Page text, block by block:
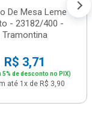
De Mesa Leme
- 23182/400 -
Tramontina
R$ 3,71
5% de desconto no PIX)
até 1x de R$ 3,90